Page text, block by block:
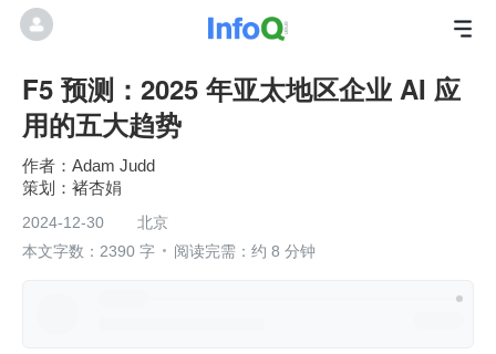
F5 预测：2025 年亚太地区企业 AI 应
用的五大趋势
Adam Judd
褚杏娟
2024-12-30
北京
本文字数：2390 字
阅读完需：约 8 分钟